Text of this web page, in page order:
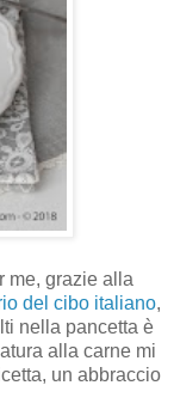
me, grazie alla
del cibo italiano,
nella pancetta è
alla carne mi
un abbraccio